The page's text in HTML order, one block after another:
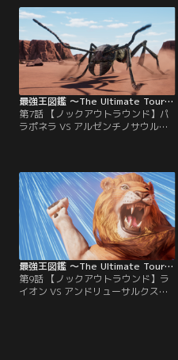
秘的な古代神殿の廃墟。ここで戦う
ドラゴンは、すべてを焼き尽くす火
竜・ファイヤー・ドレイク VS 天地
を統べる龍の王・応龍！勝つのはど
っちだ～～！？モ～～～～スト、フ
最強王図鑑 ～The Ultimate Tournament～ 第07話
第7話 【ノックアウトラウンド】パ
ラポネラ VS アルゼンチノサウルス
荒野。ここで最強の座をかけて戦う
のは、世界で最も危険なアリ・パラ
ポネラ VS 破天の超巨大竜・アルゼ
ンチノサウルス！勝つのはどっちだ
～～！？モ～～～～スト、ファイ
ッ！
最強王図鑑 ～The Ultimate Tournament～ 第09話
第9話 【ノックアウトラウンド】ラ
イオン VS アンドリューサルクス／